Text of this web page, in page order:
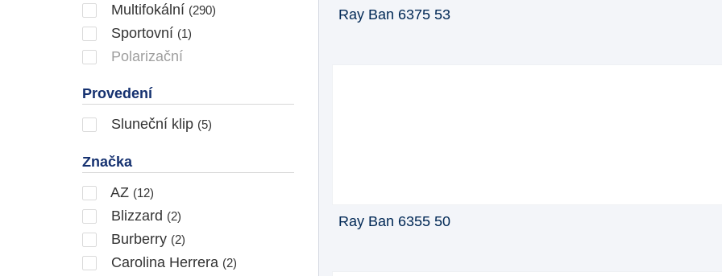
Multifokální (290)
Sportovní (1)
Polarizační
Provedení
Sluneční klip (5)
Značka
AZ (12)
Blizzard (2)
Burberry (2)
Carolina Herrera (2)
Ray Ban 6375 53
Ray Ban 6355 50